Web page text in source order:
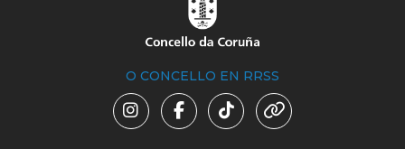
O CONCELLO EN RRSS